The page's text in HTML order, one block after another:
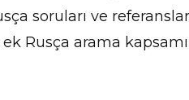
soruları ve
Rusça arama